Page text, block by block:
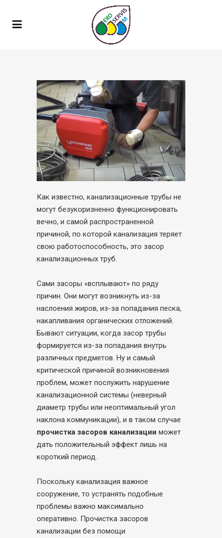
Как известно, канализационные трубы не
могут безукоризненно функционировать
вечно, и самой распространенной
причиной, по которой канализация теряет
свою работоспособность, это засор
канализационных труб.
Сами засоры «всплывают» по ряду
причин. Они могут возникнуть из-за
наслоения жиров, из-за попадания песка,
накапливания органических отложений.
Бывают ситуации, когда засор трубы
формируется из-за попадания внутрь
различных предметов. Ну и самый
критической причиной возникновения
проблем, может послужить нарушение
канализационной системы (неверный
диаметр трубы или неоптимальный угол
наклона коммуникации), и в таком случае
прочистка засоров канализации может
дать положительный эффект лишь на
короткий период.
Поскольку канализация важное
сооружение, то устранять подобные
проблемы важно максимально
оперативно. Прочистка засоров
канализации без помощи